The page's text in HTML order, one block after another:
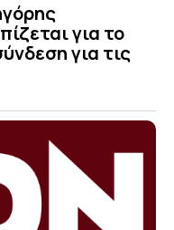
για το
για τις